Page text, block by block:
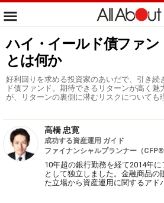
ハイ・イールド債ファン
とは何か
好利回りを求める投資家のあいだで、引き続
ド債ファンド。期待できるリターンが高く魅
が、リターンの裏側に潜むリスクについても
高橋 忠寛
成功する資産運用 ガイド
ファイナンシャルプランナー（CFP®
10年超の銀行勤務を経て2014年
として独立しました。金融商品の
た立場から資産運用に関するアド